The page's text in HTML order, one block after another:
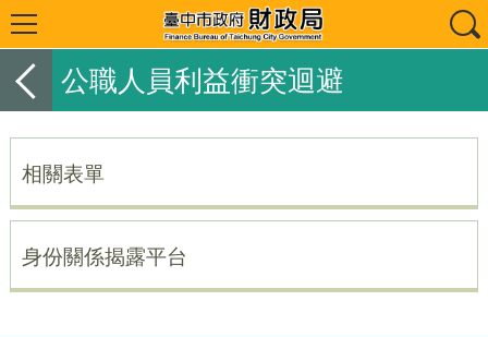
公職人員利益衝突迴避
相關表單
身份關係揭露平台